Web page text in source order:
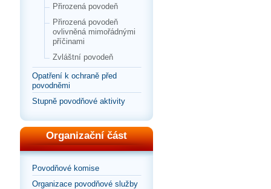
Přirozená povodeň
Přirozená povodeň
ovlivněná mimořádnými
příčinami
Zvláštní povodeň
Opatření k ochraně před
povodněmi
Stupně povodňové aktivity
Organizační část
Povodňové komise
Organizace povodňové služby